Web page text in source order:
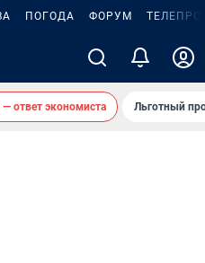
ПОГОДА ФОРУМ
ответ экономиста Льготный